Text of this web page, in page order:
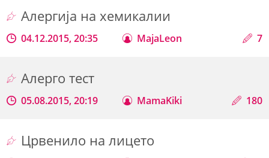
Алергија на хемикалии
04.12.2015, 20:35 MajaLeon 7
Алерго тест
05.08.2015, 20:19 MamaKiki 180
Црвенило на лицето